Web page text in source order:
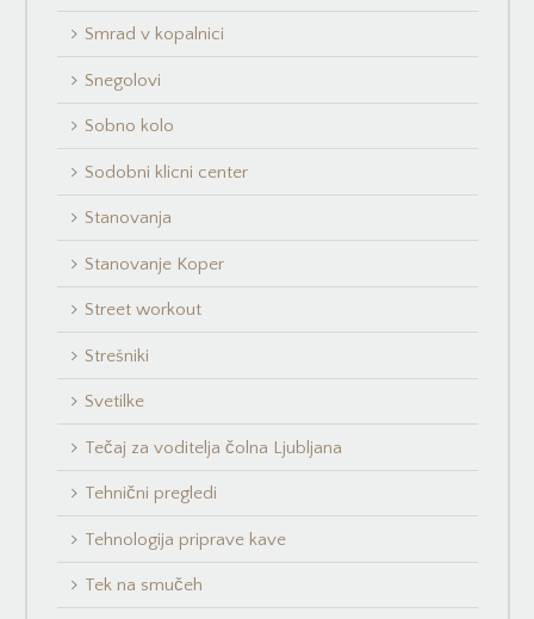
Smrad v kopalnici
Snegolovi
Sobno kolo
Sodobni klicni center
Stanovanja
Stanovanje Koper
Street workout
Strešniki
Svetilke
Tečaj za voditelja čolna Ljubljana
Tehnični pregledi
Tehnologija priprave kave
Tek na smučeh